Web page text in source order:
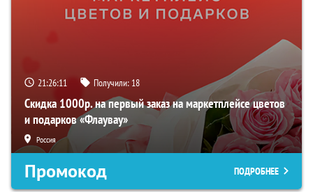
21:26:09 Получили: 18
Скидка 1000р. на первый заказ на маркетплейсе цветов
и подарков «Флаувау»
Россия
Промокод ПОДРОБНЕЕ